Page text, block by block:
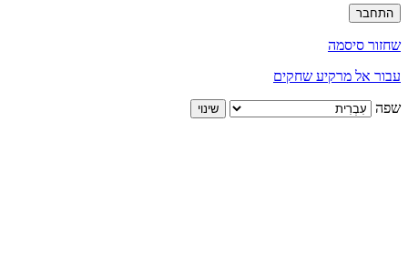
שחזור סיסמה
עבור אל מרקיע שחקים
שפה